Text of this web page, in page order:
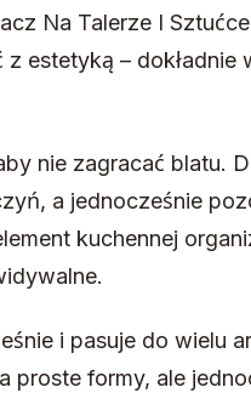
Na Talerze I
estetyką – dokładnie
nie zagracać blatu.
a jednocześnie
kuchennej
i pasuje do wielu
proste formy, ale